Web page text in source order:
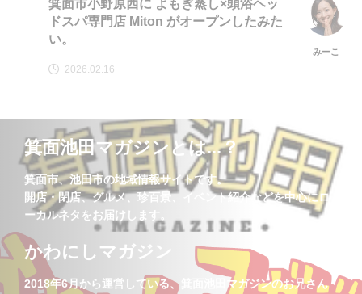
箕面市小野原西に よもぎ蒸し×頭浴ヘッ
ドスパ専門店 Miton がオープンしたみた
い。
みーこ
2026.02.16
箕面池田マガジンとは...？
箕面市、池田市の地域情報サイトです。
開店・閉店、グルメ、珍百景、イベント紹介などを中心にロ
ーカルネタをお届けします。
かわにしマガジン
2018年6月から運営している、箕面池田マガジンのお兄さん